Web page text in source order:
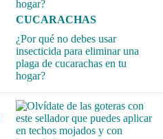
CUCARACHAS
¿Por qué no debes usar
insecticida para eliminar una
plaga de cucarachas en tu
hogar?